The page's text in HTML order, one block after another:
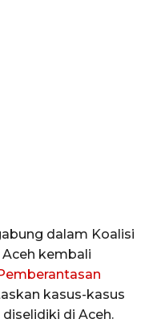
dalam Koalisi
kembali
kasus-kasus
di Aceh.